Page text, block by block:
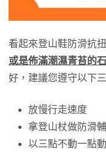
看起來登山鞋防滑抗
或是佈滿潮濕青苔的
好，建議您遵守以下
放慢行走速度
拿登山杖做防滑
以三點不動一點